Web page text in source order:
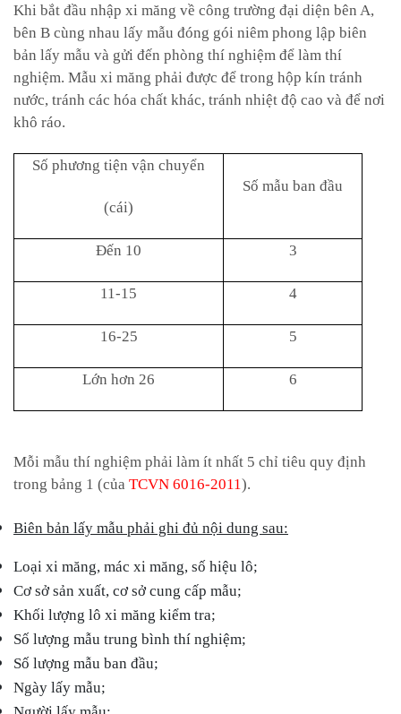
Khi bắt đầu nhập xi măng về công trường đại diện bên A,
bên B cùng nhau lấy mẫu đóng gói niêm phong lập biên
bản lấy mẫu và gửi đến phòng thí nghiệm để làm thí
nghiệm. Mẫu xi măng phải được để trong hộp kín tránh
nước, tránh các hóa chất khác, tránh nhiệt độ cao và để nơi
khô ráo.
Sốphương tiện vận chuyển
(cái)
Số mẫu banđầu
Đến 10 3
11-15 4
16-25 5
Lớn hơn 26 6
Mỗi mẫu thí nghiệm phải làm ít nhất 5 chỉ tiêu quy định
trong bảng 1 (của TCVN 6016-2011).
Biên bản lấy mẫu phải ghi đủ nội dung sau:
Loại xi măng, mác xi măng, số hiệu lô;
Cơ sởsản xuất, cơ sở cung cấp mẫu;
Khối lượng lô xi măng kiểm tra;
Số lượng mẫu trung bình thí nghiệm;
Số lượng mẫu ban đầu;
Ngày lấy mẫu;